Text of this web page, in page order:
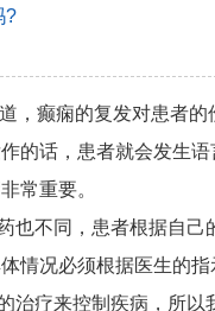
?
，癫痫的复发对患者的
的话，患者就会发生
常重要。
不同，患者根据自己
情况必须根据医生的指
治疗来控制疾病，所以